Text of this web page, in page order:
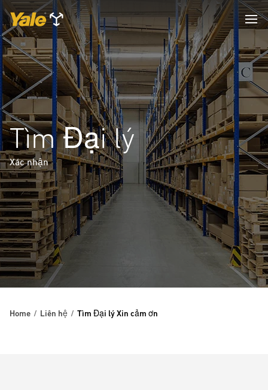
Tìm Đại lý
Xác nhận
Home Liên hệ Tìm Đại lý Xin cảm ơn